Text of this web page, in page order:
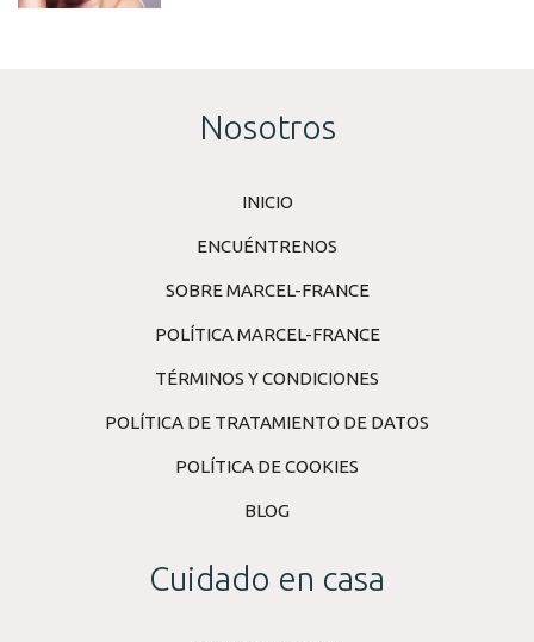
Nosotros
INICIO
ENCUÉNTRENOS
SOBRE MARCEL-FRANCE
POLÍTICA MARCEL-FRANCE
TÉRMINOS Y CONDICIONES
POLÍTICA DE TRATAMIENTO DE DATOS
POLÍTICA DE COOKIES
BLOG
Cuidado en casa